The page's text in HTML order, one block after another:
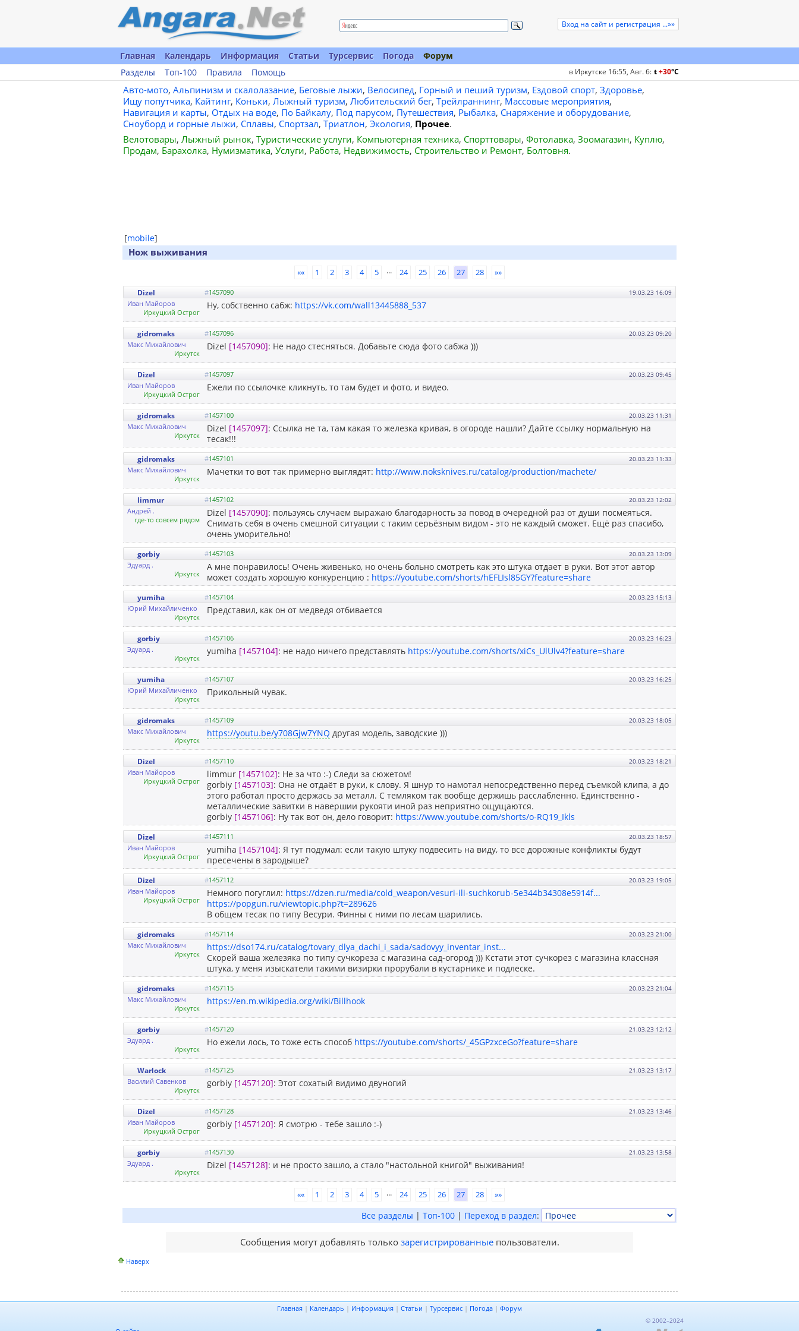
Вход на сайт и регистрация ...»»
Главная Календарь Информация Статьи Турсервис Погода
Форум
Разделы
Топ-100 Правила Помощь в Иркутске 16:55, Авг. 6: t+30°C
Авто-мото, Альпинизм и скалолазание, Беговые лыжи, Велосипед, Горный и пеший туризм, Ездовой спорт, Здоровье,
Ищу попутчика, Кайтинг, Коньки, Лыжный туризм, Любительский бег, Трейлраннинг, Массовые мероприятия,
Навигация и карты, Отдых на воде, По Байкалу, Под парусом, Путешествия, Рыбалка, Снаряжение и оборудование,
Сноуборд и горные лыжи, Сплавы, Спортзал, Триатлон, Экология, Прочее.
Велотовары, Лыжный рынок, Туристические услуги, Компьютерная техника, Спорттовары, Фотолавка, Зоомагазин, Куплю,
Продам, Барахолка, Нумизматика, Услуги, Работа, Недвижимость, Строительство и Ремонт, Болтовня.
[mobile]
Нож выживания
«« 1 2 3 4 5 ... 24 25 26 27 28 »»
19.03.23 16:09
Dizel #1457090
Иван Майоров
Иркуцкий Острог
Ну, собственно сабж: https://vk.com/wall13445888_537
20.03.23 09:20
gidromaks #1457096
Макс Михайлович
Иркутск
Dizel [1457090]: Не надо стесняться. Добавьте сюда фото сабжа )))
20.03.23 09:45
Dizel #1457097
Иван Майоров
Иркуцкий Острог
Ежели по ссылочке кликнуть, то там будет и фото, и видео.
20.03.23 11:31
gidromaks #1457100
Макс Михайлович
Иркутск
Dizel [1457097]: Ссылка не та, там какая то железка кривая, в огороде нашли? Дайте ссылку нормальную на
тесак!!!
20.03.23 11:33
gidromaks #1457101
Макс Михайлович
Иркутск
Мачетки то вот так примерно выглядят: http://www.noksknives.ru/catalog/production/machete/
20.03.23 12:02
limmur #1457102
Андрей .
где-то совсем рядом
Dizel [1457090]: пользуясь случаем выражаю благодарность за повод в очередной раз от души посмеяться.
Снимать себя в очень смешной ситуации с таким серьёзным видом - это не каждый сможет. Ещё раз спасибо,
очень уморительно!
20.03.23 13:09
gorbiy #1457103
Эдуард .
Иркутск
А мне понравилось! Очень живенько, но очень больно смотреть как это штука отдает в руки. Вот этот автор
может создать хорошую конкуренцию : https://youtube.com/shorts/hEFLIsl85GY?feature=share
20.03.23 15:13
yumiha #1457104
Юрий Михайличенко
Иркутск
Представил, как он от медведя отбивается
20.03.23 16:23
gorbiy #1457106
Эдуард .
Иркутск
yumiha [1457104]: не надо ничего представлять https://youtube.com/shorts/xiCs_UlUlv4?feature=share
20.03.23 16:25
yumiha #1457107
Юрий Михайличенко
Иркутск
Прикольный чувак.
20.03.23 18:05
gidromaks #1457109
Макс Михайлович
Иркутск
https://youtu.be/y708Gjw7YNQ другая модель, заводские )))
20.03.23 18:21
Dizel #1457110
Иван Майоров
Иркуцкий Острог
limmur [1457102]: Не за что :-) Следи за сюжетом!
gorbiy [1457103]: Она не отдаёт в руки, к слову. Я шнур то намотал непосредственно перед съемкой клипа, а до
этого работал просто держась за металл. С темляком так вообще держишь расслабленно. Единственно -
металлические завитки в навершии рукояти иной раз неприятно ощущаются.
gorbiy [1457106]: Ну так вот он, дело говорит: https://www.youtube.com/shorts/o-RQ19_Ikls
20.03.23 18:57
Dizel #1457111
Иван Майоров
Иркуцкий Острог
yumiha [1457104]: Я тут подумал: если такую штуку подвесить на виду, то все дорожные конфликты будут
пресечены в зародыше?
20.03.23 19:05
Dizel #1457112
Иван Майоров
Иркуцкий Острог
Немного погуглил: https://dzen.ru/media/cold_weapon/vesuri-ili-suchkorub-5e344b34308e5914f...
https://popgun.ru/viewtopic.php?t=289626
В общем тесак по типу Весури. Финны с ними по лесам шарились.
20.03.23 21:00
gidromaks #1457114
Макс Михайлович
Иркутск
https://dso174.ru/catalog/tovary_dlya_dachi_i_sada/sadovyy_inventar_inst...
Скорей ваша железяка по типу сучкореза с магазина сад-огород ))) Кстати этот сучкорез с магазина классная
штука, у меня изыскатели такими визирки прорубали в кустарнике и подлеске.
20.03.23 21:04
gidromaks #1457115
Макс Михайлович
Иркутск
https://en.m.wikipedia.org/wiki/Billhook
21.03.23 12:12
gorbiy #1457120
Эдуард .
Иркутск
Но ежели лось, то тоже есть способ https://youtube.com/shorts/_45GPzxceGo?feature=share
21.03.23 13:17
Warlock #1457125
Василий Савенков
Иркутск
gorbiy [1457120]: Этот сохатый видимо двуногий
21.03.23 13:46
Dizel #1457128
Иван Майоров
Иркуцкий Острог
gorbiy [1457120]: Я смотрю - тебе зашло :-)
21.03.23 13:58
gorbiy #1457130
Эдуард .
Иркутск
Dizel [1457128]: и не просто зашло, а стало "настольной книгой" выживания!
«« 1 2 3 4 5 ... 24 25 26 27 28 »»
Все разделы | Топ-100 | Переход в раздел:
Сообщения могут добавлять только зарегистрированныепользователи.
Наверх
Главная | Календарь | Информация | Статьи | Турсервис | Погода | Форум
© 2002–2024